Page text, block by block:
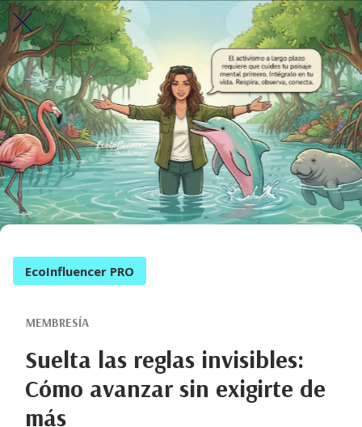
EcoInfluencer PRO
MEMBRESÍA
Suelta las reglas invisibles:
Cómo avanzar sin exigirte de
más